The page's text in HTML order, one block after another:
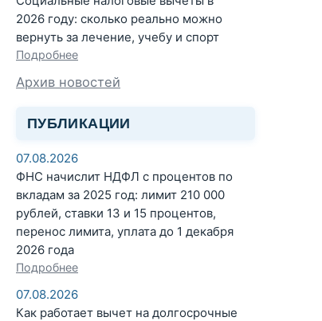
2026 году: сколько реально можно
вернуть за лечение, учебу и спорт
Подробнее
Архив новостей
ПУБЛИКАЦИИ
07.08.2026
ФНС начислит НДФЛ с процентов по
вкладам за 2025 год: лимит 210 000
рублей, ставки 13 и 15 процентов,
перенос лимита, уплата до 1 декабря
2026 года
Подробнее
07.08.2026
Как работает вычет на долгосрочные